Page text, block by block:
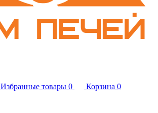
Избранные товары 0 Корзина 0